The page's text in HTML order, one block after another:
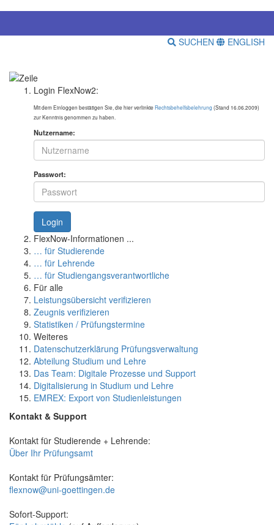
SUCHEN ENGLISH
Login FlexNow2:
Mit dem Einloggen bestätigen Sie, die hier verlinkteRechtsbehelfsbelehrung (Stand 16.06.2009)
zur Kenntnis genommen zu haben.
Nutzername:
Passwort:
Login
FlexNow-Informationen ...
… für Studierende
… für Lehrende
… für Studiengangsverantwortliche
Für alle
Leistungsübersicht verifizieren
Zeugnis verifizieren
Statistiken / Prüfungstermine
Weiteres
Datenschutzerklärung Prüfungsverwaltung
Abteilung Studium und Lehre
Das Team: Digitale Prozesse und Support
Digitalisierung in Studium und Lehre
EMREX: Export von Studienleistungen
Kontakt & Support
Kontakt für Studierende + Lehrende:
Über Ihr Prüfungsamt
Kontakt für Prüfungsämter:
flexnow@uni-goettingen.de
Sofort-Support: